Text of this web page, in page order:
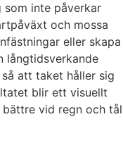
som inte påverkar
och mossa
eller skapa
långtidsverkande
att taket håller sig
blir ett visuellt
vid regn och tål